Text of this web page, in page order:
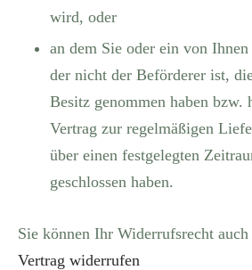
wird, oder
an dem Sie oder ein von
der nicht der Beförderer ist,
Besitz genommen haben bzw.
Vertrag zur regelmäßigen
über einen festgelegten
geschlossen haben.
Sie können Ihr Widerrufsrecht
Vertrag widerrufen